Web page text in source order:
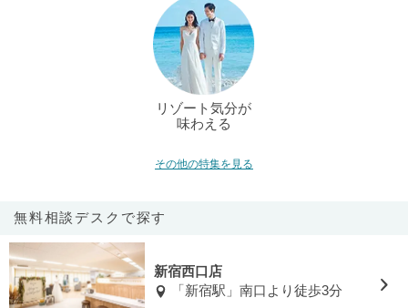
リゾート気分が
味わえる
その他の特集を見る
無料相談デスクで探す
新宿西口店
「新宿駅」南口より徒歩3分